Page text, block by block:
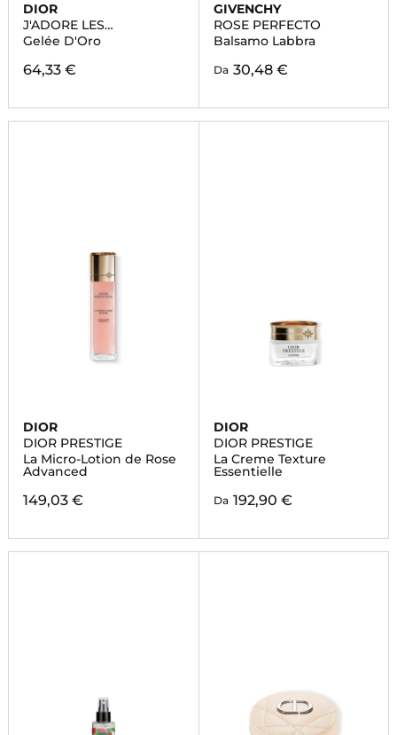
DIOR
J'ADORE LES
ADORABLES
Gelée D'Oro
64,33 €
GIVENCHY
ROSE PERFECTO
Balsamo Labbra
Da 30,48 €
DIOR
DIOR PRESTIGE
La Micro-Lotion de Rose
Advanced
149,03 €
DIOR
DIOR PRESTIGE
La Creme Texture
Essentielle
Da 192,90 €